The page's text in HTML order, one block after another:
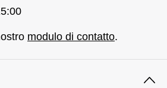
modulo di contatto.